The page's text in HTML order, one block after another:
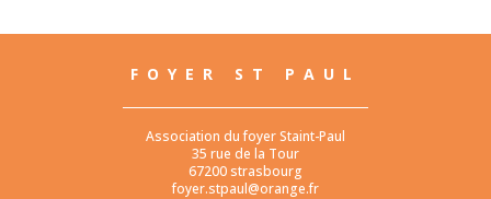
FOYER ST PAUL
Association du foyer Staint-Paul
35 rue de la Tour
67200 strasbourg
foyer.stpaul@orange.fr